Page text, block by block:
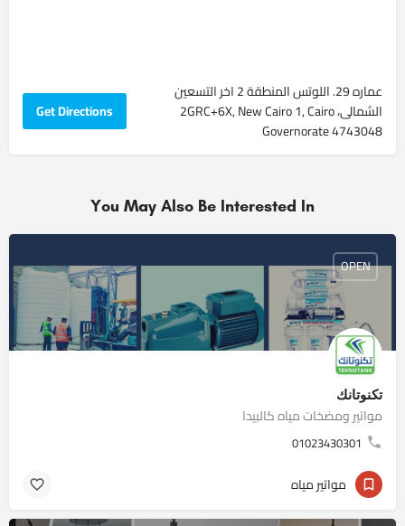
عماره 29. اللوتس المنطقة 2 اخر التسعين
الشمالى، 2GRC+6X, New Cairo 1, Cairo
Governorate 4743048
Get Directions
You May Also Be Interested In
تكنوتانك
مواتير ومضخات مياه كالبيدا
01023430301
OPEN
مواتير مياه